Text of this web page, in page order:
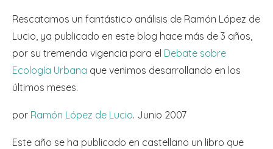
Rescatamos un fantástico análisis de Ramón López de
Lucio, ya publicado en este blog hace más de 3 años,
por su tremenda vigencia para el Debate sobre
Ecología Urbana que venimos desarrollando en los
últimos meses.
por Ramón López de Lucio. Junio 2007
Este año se ha publicado en castellano un libro que